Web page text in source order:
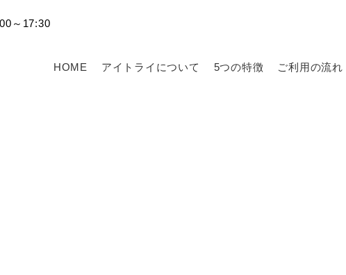
～17:30
HOME アイトライについて 5つの特徴 ご利用の流れ